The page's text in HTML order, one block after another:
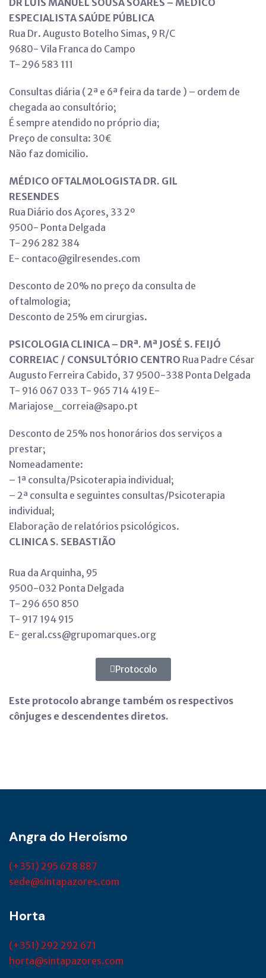
ESPECIALISTA SAÚDE PÚBLICA
Rua Dr. Augusto Botelho Simas, 9 R/C
9680- Vila Franca do Campo
T- 296 583 111
Consultas diária ( 2ª e 6ª feira da tarde ) – ordem de
chegada ao consultório;
É sempre atendido no próprio dia;
Preço de consulta: 30€
Não faz domicilio.
MÉDICO OFTALMOLOGISTA DR. GIL
RESENDES
Rua Diário dos Açores, 33 2º
9500- Ponta Delgada
T- 296 282 384
E- contaco@gilresendes.com
Desconto de 20% no preço da consulta de
oftalmologia;
Desconto de 25% em cirurgias.
PSICOLOGIA CLINICA – DRª. Mª JOSÉ S. FEIJÓ
CORREIAC / CONSULTÓRIO CENTRO Rua Padre César
Augusto Ferreira Cabido, 37 9500-338 Ponta Delgada
T- 916 067 033 T- 965 714 419 E-
Mariajose_correia@sapo.pt
Desconto de 25% nos honorários dos serviços a
prestar;
Nomeadamente:
– 1ª consulta/Psicoterapia individual;
– 2ª consulta e seguintes consultas/Psicoterapia
individual;
Elaboração de relatórios psicológicos.
CLINICA S. SEBASTIÃO
Rua da Arquinha, 95
9500-032 Ponta Delgada
T- 296 650 850
T- 917 194 915
E- geral.css@grupomarques.org
Protocolo
Este protocolo abrange também os respectivos
cônjuges e descendentes diretos.
Angra do Heroísmo
(+351) 295 628 887
sede@sintapazores.com
Horta
(+351) 292 292 671
horta@sintapazores.com